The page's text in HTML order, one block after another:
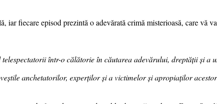
iar fiecare episod prezintă o adevărată crimă misterioasă, care vă
într-o călătorie în căutarea adevărului, dreptății și a
anchetatorilor, experților și a victimelor și apropiaților